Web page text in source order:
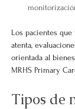
Los pacientes
atenta,
orientada al
MRHS Primary
Tipos de